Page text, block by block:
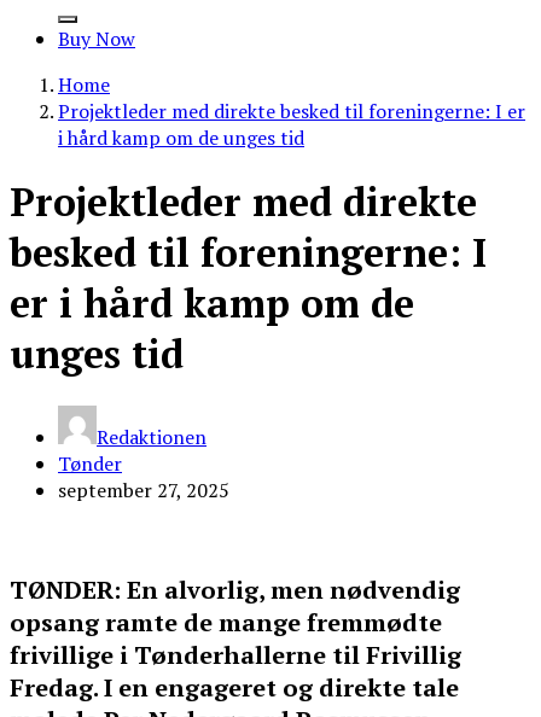
Buy Now
Home
Projektleder med direkte besked til foreningerne: I er
i hård kamp om de unges tid
Projektleder med direkte
besked til foreningerne: I
er i hård kamp om de
unges tid
Redaktionen
Tønder
september 27, 2025
TØNDER: En alvorlig, men nødvendig
opsang ramte de mange fremmødte
frivillige i Tønderhallerne til Frivillig
Fredag. I en engageret og direkte tale